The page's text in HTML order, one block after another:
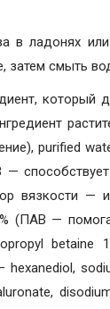
в ладонях
смыть
который
purified
вязкости —
(ПАВ —
hexanediol,